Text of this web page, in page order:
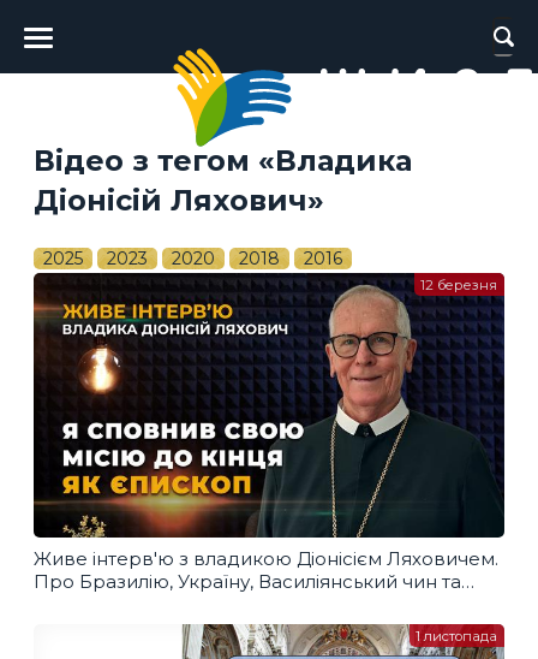
Головне
меню
Відео з тегом «Владика
Діонісій Ляхович»
2025 2023 2020 2018 2016
Живе інтерв'ю з владикою Діоніcієм Ляховичем.
Про Бразилію, Україну, Василіянський чин та
12 березня
1 листопада